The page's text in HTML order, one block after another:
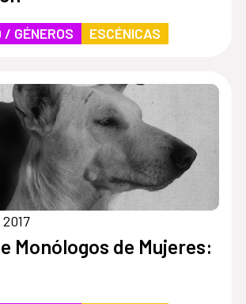
/ GÉNEROS ESCÉNICAS
Monólogos de Mujeres: